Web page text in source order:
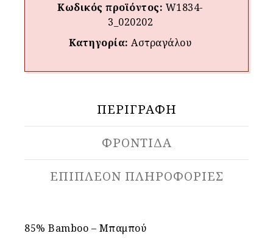
Κωδικός προϊόντος: W1834-
3_020202
Κατηγορία:Αστραγάλου
ΠΕΡΙΓΡΑΦΉ
ΦΡΟΝΤΙΔΑ
ΕΠΙΠΛΈΟΝ ΠΛΗΡΟΦΟΡΊΕΣ
85% Bamboo – Μπαμπού